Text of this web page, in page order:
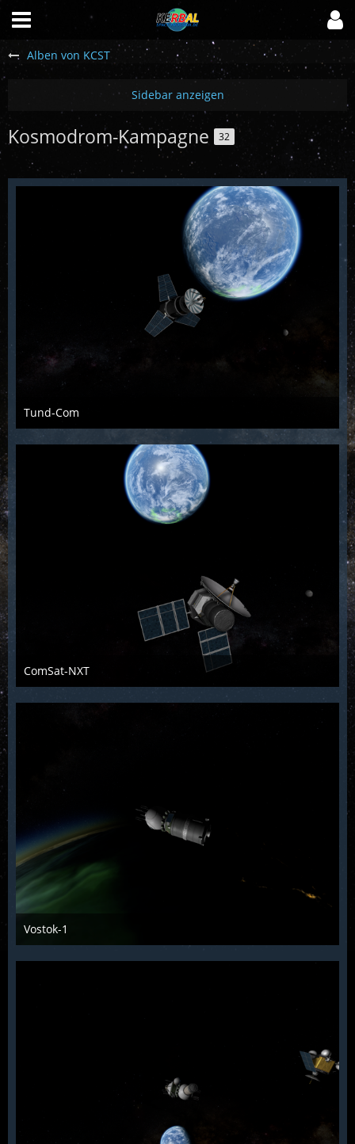
Alben von KCST
Kosmodrom-Kampagne 32
Tund-Com
KCST
12. Januar 2022
797
0 1
ComSat-NXT
KCST
12. Januar 2022
801
0 1
Vostok-1
KCST
12. Januar 2022
850
1 1